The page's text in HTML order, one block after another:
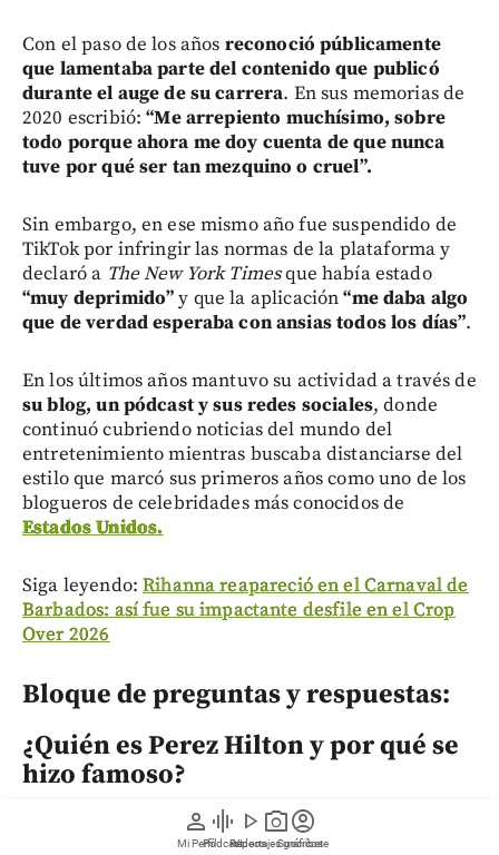
person
Mi Perfil
graphic_eq
Pódcast
play_arrow
Videos
photo_camera
Reportajes gráficos
account_circle
Suscríbete
Con el paso de los años reconoció públicamente
que lamentaba parte del contenido que publicó
durante el auge de su carrera. En sus memorias de
2020 escribió:“Me arrepiento muchísimo, sobre
todo porque ahora me doy cuenta de que nunca
tuve por qué ser tan mezquino o cruel”.
Sin embargo, en ese mismo año fue suspendido de
TikTok por infringir las normas de la plataforma y
declaró a The New York Timesque había estado
“muy deprimido”y que la aplicación“me daba algo
que de verdad esperaba con ansias todos los días”.
En los últimos años mantuvo su actividad a través de
su blog, un pódcast y sus redes sociales, donde
continuó cubriendo noticias del mundo del
entretenimiento mientras buscaba distanciarse del
estilo que marcó sus primeros años como uno de los
blogueros de celebridades más conocidos de
Estados Unidos.
Siga leyendo:Rihanna reapareció en el Carnaval de
Barbados: así fue su impactante desfile en el Crop
Over 2026
Bloque de preguntas y respuestas:
¿Quién es Perez Hilton y por qué se
hizo famoso?
Perez Hilton es un bloguero y creador de contenido
estadounidense que alcanzó la fama en los años 2000